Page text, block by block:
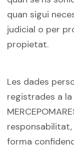
quan sigui
judicial o per
propietat.
Les dades
registrades a
forma